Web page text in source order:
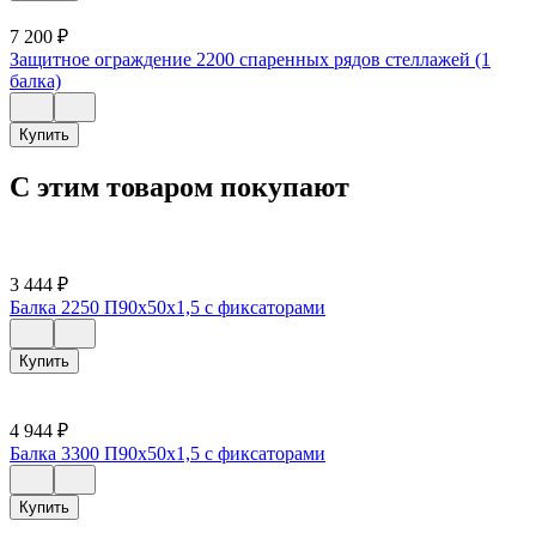
7 200 ₽
Защитное ограждение 2200 спаренных рядов стеллажей (1
балка)
Купить
С этим товаром покупают
3 444 ₽
Балка 2250 П90х50х1,5 с фиксаторами
Купить
4 944 ₽
Балка 3300 П90х50х1,5 с фиксаторами
Купить